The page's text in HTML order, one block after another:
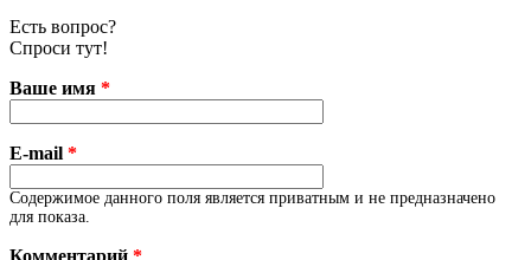
Есть вопрос?
Спроси тут!
Ваше имя *
E-mail *
Содержимое данного поля является приватным и не предназначено
для показа.